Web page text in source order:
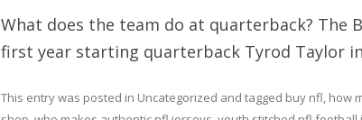
What does the team do at quarterback? The
first year starting quarterback Tyrod Taylor
This entry was posted in Uncategorized and tagged buy nfl, how